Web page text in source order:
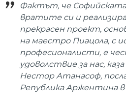
Фактът, че
вратите си и
прекрасен проект,
на маестро Пиацола, с
професионалисти, е
удоволствие за нас,
Нестор Атанасоф,
Република Аржентина в